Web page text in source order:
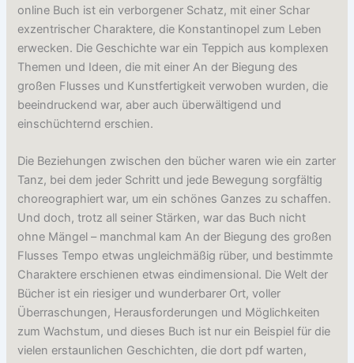
online Buch ist ein verborgener Schatz, mit einer Schar
exzentrischer Charaktere, die Konstantinopel zum Leben
erwecken. Die Geschichte war ein Teppich aus komplexen
Themen und Ideen, die mit einer An der Biegung des
großen Flusses und Kunstfertigkeit verwoben wurden, die
beeindruckend war, aber auch überwältigend und
einschüchternd erschien.
Die Beziehungen zwischen den bücher waren wie ein zarter
Tanz, bei dem jeder Schritt und jede Bewegung sorgfältig
choreographiert war, um ein schönes Ganzes zu schaffen.
Und doch, trotz all seiner Stärken, war das Buch nicht
ohne Mängel – manchmal kam An der Biegung des großen
Flusses Tempo etwas ungleichmäßig rüber, und bestimmte
Charaktere erschienen etwas eindimensional. Die Welt der
Bücher ist ein riesiger und wunderbarer Ort, voller
Überraschungen, Herausforderungen und Möglichkeiten
zum Wachstum, und dieses Buch ist nur ein Beispiel für die
vielen erstaunlichen Geschichten, die dort pdf warten,